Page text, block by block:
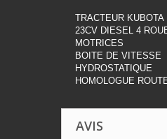
TRACTEUR KUBOTA
23CV DIESEL 4
MOTRICES
BOITE DE VITESSE
HYDROSTATIQUE
HOMOLOGUE
AVIS